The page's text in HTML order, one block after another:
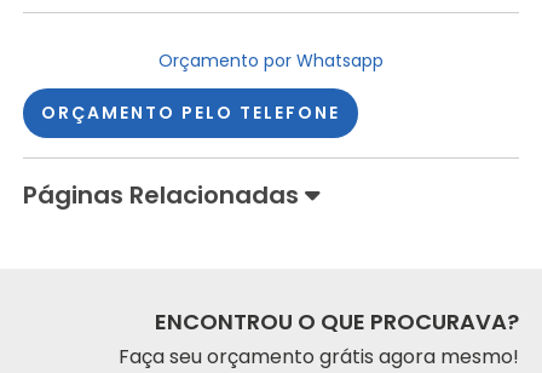
Orçamento por Whatsapp
ORÇAMENTO PELO TELEFONE
Páginas Relacionadas
ENCONTROU O QUE PROCURAVA?
Faça seu orçamento grátis agora mesmo!